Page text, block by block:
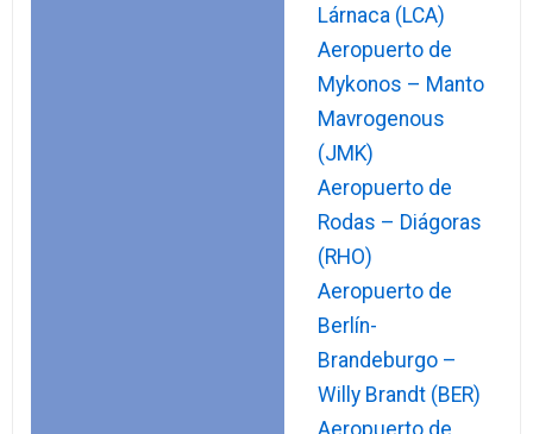
Lárnaca (LCA)
Aeropuerto de
Mykonos – Manto
Mavrogenous
(JMK)
Aeropuerto de
Rodas – Diágoras
(RHO)
Aeropuerto de
Berlín-
Brandeburgo –
Willy Brandt (BER)
Aeropuerto de